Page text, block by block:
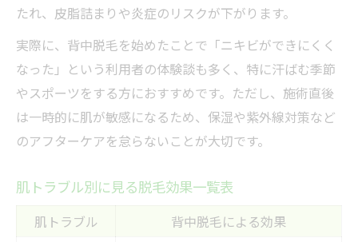
たれ、皮脂詰まりや炎症のリスクが下がります。
実際に、背中脱毛を始めたことで「ニキビができにくく
なった」という利用者の体験談も多く、特に汗ばむ季節
やスポーツをする方におすすめです。ただし、施術直後
は一時的に肌が敏感になるため、保湿や紫外線対策など
のアフターケアを怠らないことが大切です。
肌トラブル別に見る脱毛効果一覧表
肌トラブル 背中脱毛による効果